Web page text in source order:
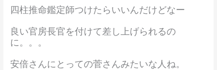
四柱推命鑑定師つけたらいいんだけどなー
良い官房長官を付けて差し上げられるの
に。。。
安倍さんにとっての菅さんみたいな人ね。